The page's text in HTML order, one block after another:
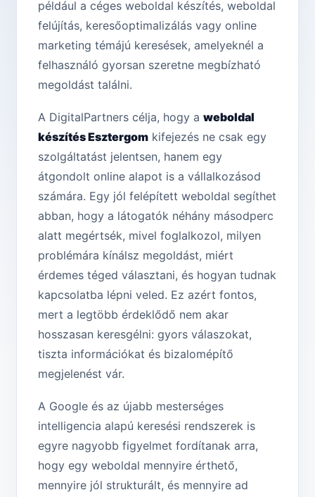
például a céges weboldal készítés, weboldal
felújítás, keresőoptimalizálás vagy online
marketing témájú keresések, amelyeknél a
felhasználó gyorsan szeretne megbízható
megoldást találni.
A DigitalPartners célja, hogy a weboldal
készítés Esztergom kifejezés ne csak egy
szolgáltatást jelentsen, hanem egy
átgondolt online alapot is a vállalkozásod
számára. Egy jól felépített weboldal segíthet
abban, hogy a látogatók néhány másodperc
alatt megértsék, mivel foglalkozol, milyen
problémára kínálsz megoldást, miért
érdemes téged választani, és hogyan tudnak
kapcsolatba lépni veled. Ez azért fontos,
mert a legtöbb érdeklődő nem akar
hosszasan keresgélni: gyors válaszokat,
tiszta információkat és bizalomépítő
megjelenést vár.
A Google és az újabb mesterséges
intelligencia alapú keresési rendszerek is
egyre nagyobb figyelmet fordítanak arra,
hogy egy weboldal mennyire érthető,
mennyire jól strukturált, és mennyire ad